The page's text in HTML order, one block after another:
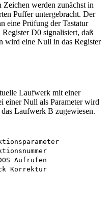
Zeichen werden zunächst in
Puffer untergebracht. Der
eine Prüfung der Tastatur
D0 signalisiert, daß
wird eine Null in das Register
Laufwerk mit einer
einer Null als Parameter wird
Laufwerk B zugewiesen.
Aufrufen
Korrektur